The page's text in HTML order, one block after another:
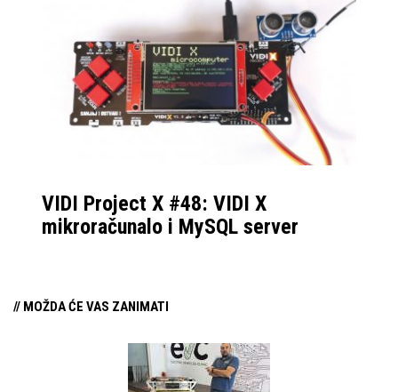
VIDI Project X #48: VIDI X
mikroračunalo i MySQL server
// MOŽDA ĆE VAS ZANIMATI